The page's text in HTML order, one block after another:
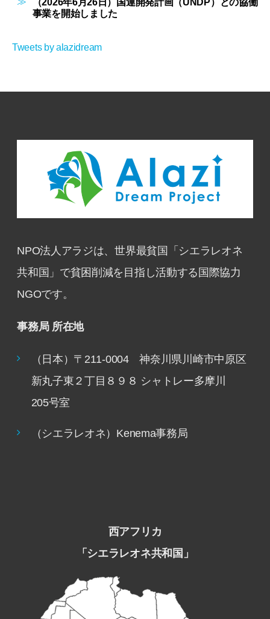
事業を開始しました
Tweets by alazidream
NPO法人アラジは、世界最貧国「シエラレオネ
共和国」で貧困削減を目指し活動する国際協力
NGOです。
事務局 所在地
（日本）〒211-0004 神奈川県川崎市中原区
新丸子東２丁目８９８ シャトレー多摩川
205号室
（シエラレオネ）Kenema事務局
西アフリカ
「シエラレオネ共和国」